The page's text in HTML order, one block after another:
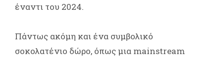
έναντι του 2024.
Πάντως ακόμη και ένα συμβολικό
σοκολατένιο δώρο, όπως μια mainstream